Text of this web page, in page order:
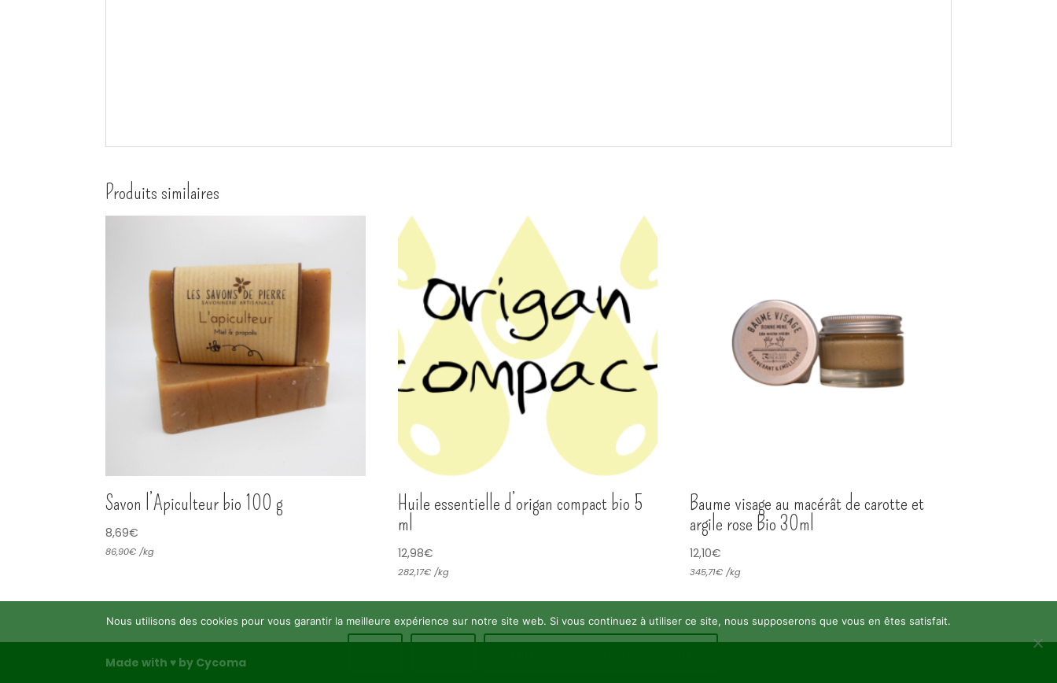
Produits similaires
Savon l’Apiculteur bio 100 g
8,69€
86,90€ /kg
Huile essentielle d’origan compact bio 5
ml
12,98€
282,17€ /kg
Baume visage au macérât de carotte et
argile rose Bio 30ml
12,10€
345,71€ /kg
Made with ♥ by Cycoma
Nous utilisons des cookies pour vous garantir la meilleure expérience sur notre site web. Si vous continuez à utiliser ce site, nous supposerons que vous en êtes satisfait.